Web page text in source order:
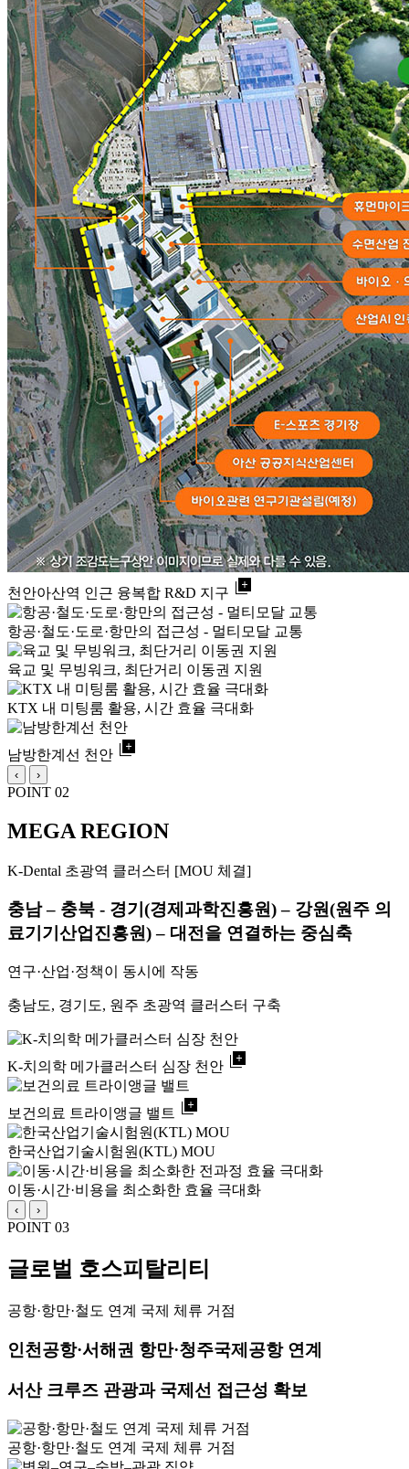
천안아산역 인근 융복합 R&D 지구 library_add
항공·철도·도로·항만의 접근성 - 멀티모달 교통
육교 및 무빙워크, 최단거리 이동권 지원
KTX 내 미팅룸 활용, 시간 효율 극대화
남방한계선 천안 library_add
‹ ›
POINT 02
MEGA REGION
K-Dental 초광역 클러스터 [MOU 체결]
충남 – 충북 - 경기(경제과학진흥원) – 강원(원주 의
료기기산업진흥원) – 대전을 연결하는 중심축
연구·산업·정책이 동시에 작동
충남도, 경기도, 원주 초광역 클러스터 구축
K-치의학 메가클러스터 심장 천안 library_add
보건의료 트라이앵글 밸트 library_add
한국산업기술시험원(KTL) MOU
이동·시간·비용을 최소화한 효율 극대화
‹ ›
POINT 03
글로벌 호스피탈리티
공항·항만·철도 연계 국제 체류 거점
인천공항·서해권 항만·청주국제공항 연계
서산 크루즈 관광과 국제선 접근성 확보
공항·항만·철도 연계 국제 체류 거점